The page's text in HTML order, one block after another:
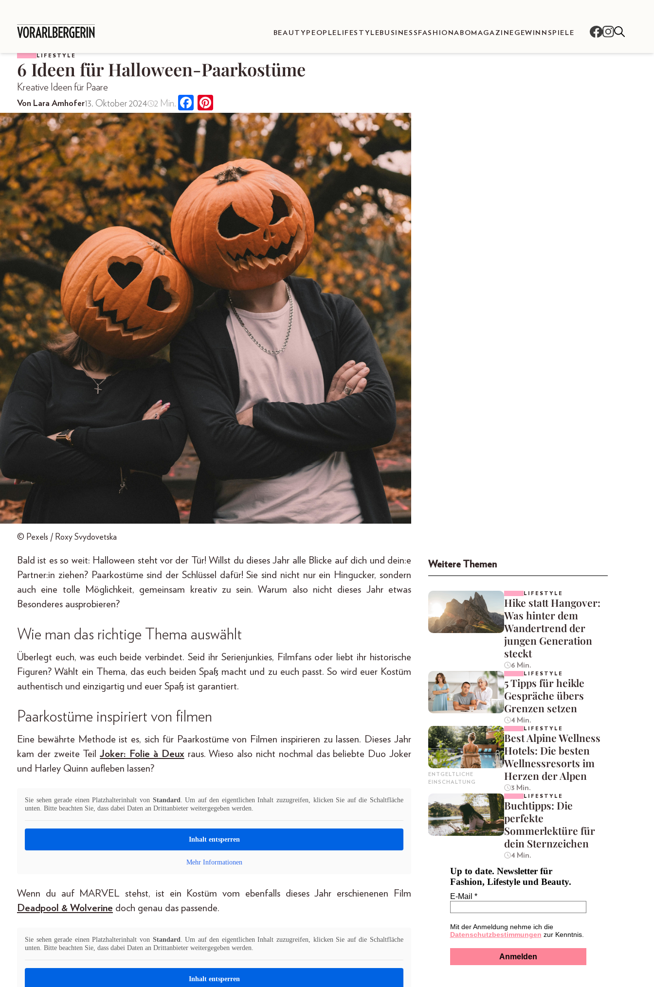
BEAUTY PEOPLE LIFESTYLEBUSINESS FASHIONABOMAGAZINE GEWINNSPIELE
LIFESTYLE
6 Ideen für Halloween-Paarkostüme
Kreative Ideen für Paare
Von Lara Amhofer13. Oktober 2024 2 Min.
© Pexels / Roxy Svydovetska
Bald ist es so weit: Halloween steht vor der Tür! Willst du dieses Jahr alle Blicke auf dich und dein:e
Partner:in ziehen? Paarkostüme sind der Schlüssel dafür! Sie sind nicht nur ein Hingucker, sondern
auch eine tolle Möglichkeit, gemeinsam kreativ zu sein. Warum also nicht dieses Jahr etwas
Besonderes ausprobieren?
Wie man das richtige Thema auswählt
Überlegt euch, was euch beide verbindet. Seid ihr Serienjunkies, Filmfans oder liebt ihr historische
Figuren? Wählt ein Thema, das euch beiden Spaß macht und zu euch passt. So wird euer Kostüm
authentisch und einzigartig und euer Spaß ist garantiert.
Paarkostüme inspiriert von filmen
Eine bewährte Methode ist es, sich für Paarkostüme von Filmen inspirieren zu lassen. Dieses Jahr
kam der zweite TeilJoker: Folie à Deux raus. Wieso also nicht nochmal das beliebte Duo Joker
und Harley Quinn aufleben lassen?
Sie sehen gerade einen Platzhalterinhalt von Standard . Um auf den eigentlichen Inhalt zuzugreifen, klicken Sie auf die Schaltfläche
unten. Bitte beachten Sie, dass dabei Daten an Drittanbieter weitergegeben werden.
Inhalt entsperren
Mehr Informationen
Wenn du auf MARVEL stehst, ist ein Kostüm vom ebenfalls dieses Jahr erschienenen Film
Deadpool & Wolverine doch genau das passende.
Sie sehen gerade einen Platzhalterinhalt von Standard . Um auf den eigentlichen Inhalt zuzugreifen, klicken Sie auf die Schaltfläche
unten. Bitte beachten Sie, dass dabei Daten an Drittanbieter weitergegeben werden.
Inhalt entsperren
Weitere Themen
LIFESTYLE
Hike statt Hangover:
Was hinter dem
Wandertrend der
jungen Generation
steckt
6 Min.
LIFESTYLE
5 Tipps für heikle
Gespräche übers
Grenzen setzen
4 Min.
ENTGELTLICHE
EINSCHALTUNG
LIFESTYLE
Best Alpine Wellness
Hotels: Die besten
Wellnessresorts im
Herzen der Alpen
3 Min.
LIFESTYLE
Buchtipps: Die
perfekte
Sommerlektüre für
dein Sternzeichen
4 Min.